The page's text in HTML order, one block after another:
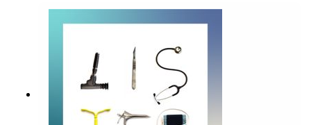
Helsedirektoratet har finansiert utviklingen av
utarbeidet av KVALLM (allmennlegene Kristian
Høines og Morten Munkvik). Podcasten er ingen
fasit for hvordan læringsmålene skal tolkes, men
skal bidra til refleksjon rundt læringsmålene i
allmennmedisin.